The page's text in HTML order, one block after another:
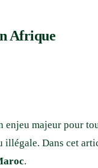
Afrique
majeur pour
Dans cet
.